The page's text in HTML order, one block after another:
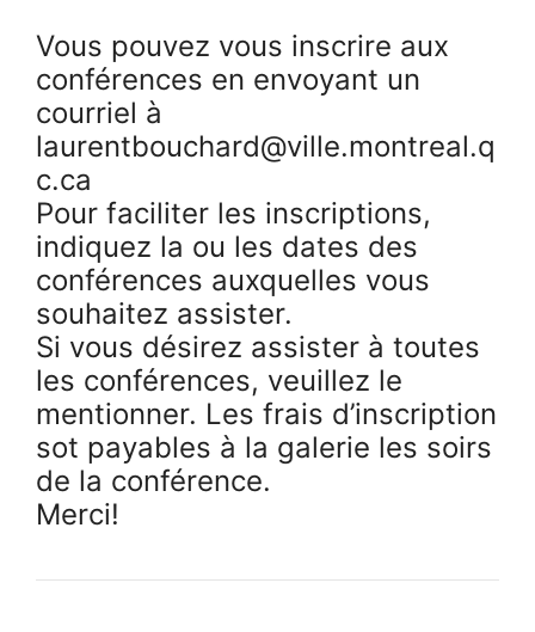
Vous pouvez vous inscrire aux
conférences en envoyant un
courriel à
laurentbouchard@ville.montreal.q
c.ca
Pour faciliter les inscriptions,
indiquez la ou les dates des
conférences auxquelles vous
souhaitez assister.
Si vous désirez assister à toutes
les conférences, veuillez le
mentionner. Les frais d’inscription
sot payables à la galerie les soirs
de la conférence.
Merci!